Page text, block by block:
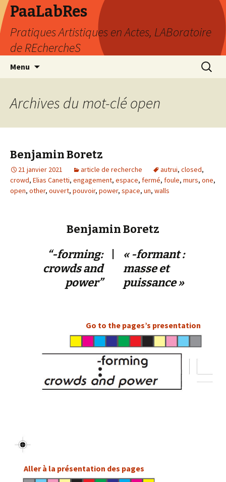
PaaLabRes
Pratiques Artistiques en Actes, LABoratoire
de REchercheS
Menu
principal
Archives du mot-clé open
Benjamin Boretz
21 janvier 2021 article de recherche autrui, closed,
crowd, Elias Canetti, engagement, espace, fermé, foule, murs, one,
open, other, ouvert, pouvoir, power, space, un, walls
Benjamin Boretz
“-forming:
crowds and
power”
« -formant :
masse et
puissance »
Go to the pages’s presentation
Aller à la présentation des pages